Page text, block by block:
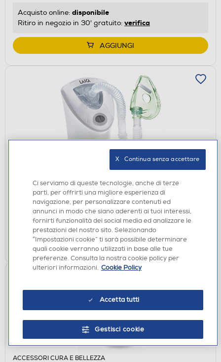
Acquisto online: disponibile
Ritiro in negozio in 30' gratuito: verifica
AGGIUNGI
€ 69,90
Acquisto online:disponibile
Ritiro in negozio in 30' gratuito:verifica
AGGIUNGI
ACCESSORI CURA E BELLEZZA
Ci serviamo di queste tecnologie, anche di terze
parti, per offrirti una migliore esperienza di
navigazione, per personalizzare contenuti ed
annunci in modo che siano aderenti ai tuoi interessi,
fornirti funzionalità dei social media ed analizzare le
prestazioni del nostro sito. Selezionando
“Impostazioni cookie” ti sarà possibile determinare
quali cookie verranno utilizzati in base alle tue
preferenze. Consulta la nostra cookie policy per
ulteriori informazioni. Cookie Policy
Accetta tutti
Gestisci cookie
X   Continua senza accettare